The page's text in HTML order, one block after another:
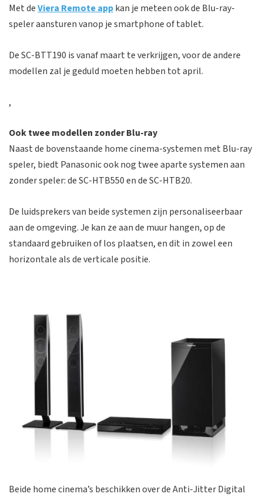
Met deViera Remote appkan je meteen ook de Blu-ray-
speler aansturen vanop je smartphone of tablet.
De SC-BTT190 is vanaf maart te verkrijgen, voor de andere
modellen zal je geduld moeten hebben tot april.
,
Ook twee modellen zonder Blu-ray
Naast de bovenstaande home cinema-systemen met Blu-ray
speler, biedt Panasonic ook nog twee aparte systemen aan
zonder speler: de SC-HTB550 en de SC-HTB20.
De luidsprekers van beide systemen zijn personaliseerbaar
aan de omgeving. Je kan ze aan de muur hangen, op de
standaard gebruiken of los plaatsen, en dit in zowel een
horizontale als de verticale positie.
Beide home cinema’s beschikken over de Anti-Jitter Digital